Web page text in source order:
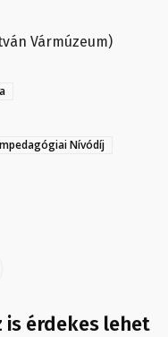
Vármúzeum)
Nívódíj
is érdekes lehet